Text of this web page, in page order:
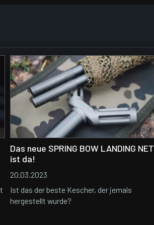
Das neue SPRING BOW LANDING NET
ist da!
20.03.2023
Ist das der beste Kescher, der jemals
hergestellt wurde?